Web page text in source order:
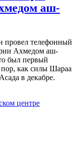
аш-
провел телефонный
Ахмедом аш-
был первый
как силы Шараа
в декабре.